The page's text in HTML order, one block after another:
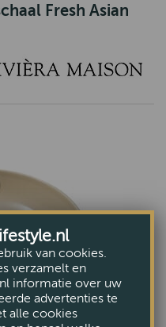
Fresh Asian
van cookies.
verzamelt en
informatie over uw
advertenties te
alle cookies